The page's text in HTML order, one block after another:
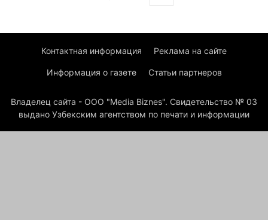
Контактная информация Реклама на сайте
Информация о газете Статьи партнеров
Владелец сайта - ООО "Media Biznes". Свидетельство № 03
выдано Узбекским агентством по печати и информации